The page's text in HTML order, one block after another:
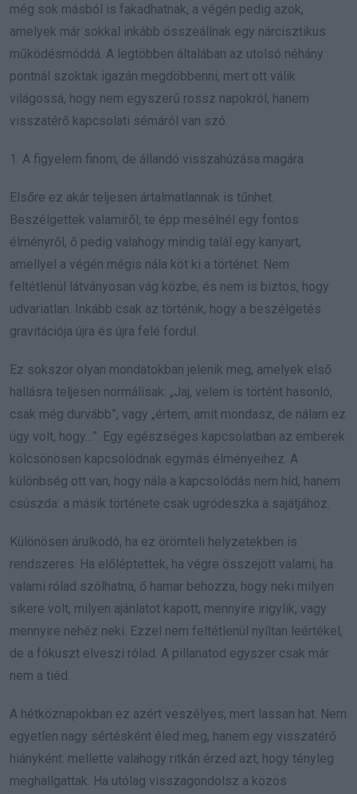
még sok másból is fakadhatnak, a végén pedig azok,
amelyek már sokkal inkább összeállnak egy nárcisztikus
működésmóddá. A legtöbben általában az utolsó néhány
pontnál szoktak igazán megdöbbenni, mert ott válik
világossá, hogy nem egyszerű rossz napokról, hanem
visszatérő kapcsolati sémáról van szó.
1. A figyelem finom, de állandó visszahúzása magára
Elsőre ez akár teljesen ártalmatlannak is tűnhet.
Beszélgettek valamiről, te épp mesélnél egy fontos
élményről, ő pedig valahogy mindig talál egy kanyart,
amellyel a végén mégis nála köt ki a történet. Nem
feltétlenül látványosan vág közbe, és nem is biztos, hogy
udvariatlan. Inkább csak az történik, hogy a beszélgetés
gravitációja újra és újra felé fordul.
Ez sokszor olyan mondatokban jelenik meg, amelyek első
hallásra teljesen normálisak: „Jaj, velem is történt hasonló,
csak még durvább”, vagy „értem, amit mondasz, de nálam ez
úgy volt, hogy…”. Egy egészséges kapcsolatban az emberek
kölcsönösen kapcsolódnak egymás élményeihez. A
különbség ott van, hogy nála a kapcsolódás nem híd, hanem
csúszda: a másik története csak ugródeszka a sajátjához.
Különösen árulkodó, ha ez örömteli helyzetekben is
rendszeres. Ha előléptettek, ha végre összejött valami, ha
valami rólad szólhatna, ő hamar behozza, hogy neki milyen
sikere volt, milyen ajánlatot kapott, mennyire irigylik, vagy
mennyire nehéz neki. Ezzel nem feltétlenül nyíltan leértékel,
de a fókuszt elveszi rólad. A pillanatod egyszer csak már
nem a tiéd.
A hétköznapokban ez azért veszélyes, mert lassan hat. Nem
egyetlen nagy sértésként éled meg, hanem egy visszatérő
hiányként: mellette valahogy ritkán érzed azt, hogy tényleg
meghallgattak. Ha utólag visszagondolsz a közös